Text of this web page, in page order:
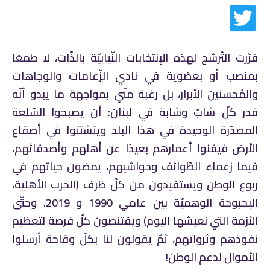
قرّرت التّرشح لهذه الإنتخابات النّيابيّة بالذّات، لا طمعًا
بمنصب أو بعضوية في نادي الزّعامات والوجاهات
والمُحسنين الأبرار، بل رغبةً منّي بمواجهة ما يبدو أنّه
قدر كلّ شابّ وشابة في لبنان: أن يصبحوا السّلعة
المصدّرة الوحيدة في هذا البلد ويتشتتوا في أصقاع
الأرض فيفنوا أعمارهم بعيدًا عن أهلهم وأصدقائهم،
فيما زعماء الطّوائف وحواشيهم، يمضون حياتهم في
ربوع الوطن ويستفيدون من كلّ ظرف (الحرب الأهلية،
البحبوحة الوهميّة بين عامي 1990 و 2019، وحتّى
الأزمة التي نعيشها اليوم) ويقتنصون كلّ فرصة لتعظيم
نفوذهم وثرواتهم، ثمّ يقولون لنا بكلّ وقاحة أرسلوا
الأموال لدعم الوطن!